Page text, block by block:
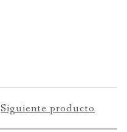
Siguiente producto